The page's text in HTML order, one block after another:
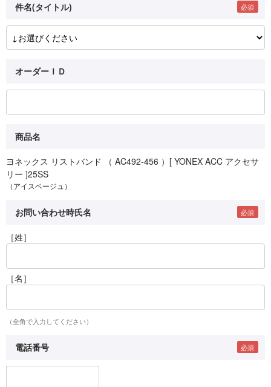
件名(タイトル)
オーダーＩＤ
商品名
ヨネックス リストバンド （ AC492-456 ）[ YONEX ACC アクセサ
リー ]25SS
（アイスベージュ）
お問い合わせ時氏名
［姓］
［名］
（全角で入力してください）
電話番号